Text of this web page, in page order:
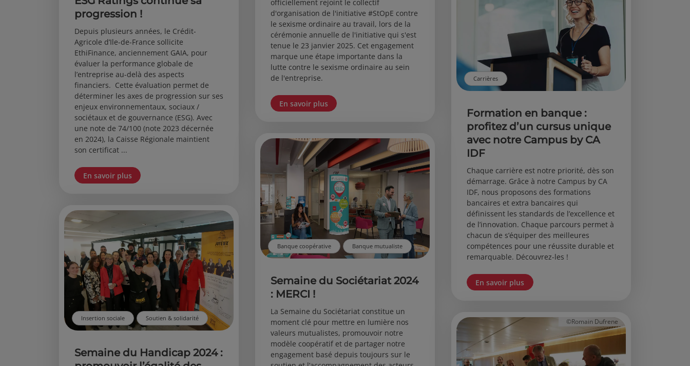
officiellement rejoint le collectif
d'organisation de l'initiative #StOpE contre
le sexisme ordinaire au travail, lors de la
cérémonie annuelle de l'initiative qui s'est
tenue le 23 janvier 2025. Cet engagement
marque une étape importante dans la
lutte contre le sexisme ordinaire au sein
de l'entreprise.
En savoir plus
progression !
Depuis plusieurs années, le Crédit-
Agricole d’Ile-de-France sollicite
EthiFinance, anciennement GAIA, pour
évaluer la performance globale de
l’entreprise au-delà des aspects
financiers. Cette évaluation permet de
déterminer les axes de progression sur ses
enjeux environnementaux, sociaux /
sociétaux et de gouvernance (ESG). Avec
une note de 74/100 (note 2023 décernée
en 2024), la Caisse Régionale maintient
son certificat ...
En savoir plus
Carrières
Formation en banque :
profitez d’un cursus unique
avec notre Campus by CA
IDF
Chaque carrière est notre priorité, dès son
démarrage. Grâce à notre Campus by CA
IDF, nous proposons des formations
bancaires et extra bancaires qui
définissent les standards de l’excellence et
de l’innovation. Chaque parcours permet à
chacun de s’équiper des meilleures
compétences pour une réussite durable et
remarquable. Découvrez-les !
En savoir plus
Banque coopérative Banque mutualiste
Semaine du Sociétariat 2024
: MERCI !
La Semaine du Sociétariat constitue un
moment clé pour mettre en lumière nos
valeurs mutualistes, promouvoir notre
modèle coopératif et de partager notre
engagement basé depuis toujours sur le
Insertion sociale Soutien & solidarité
Semaine du Handicap 2024 :
©Romain Dufrene